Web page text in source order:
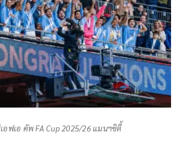
อฟเอ คัพ FA Cup 2025/26 แมนฯซิตี้